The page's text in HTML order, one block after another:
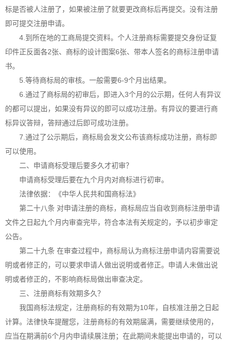
标是否被人注册了，如果被注册了就要更改商标后再提交。没有注册
即可提交注册申请。
4.到所在地的工商局提交资料。个人注册商标需要提交身份证复
印件正反面各2张、商标的设计图案6张、带本人签名的商标注册申请
书。
5.等待商标局的审核。一般需要6-9个月出结果。
6.通过了商标局的初审后，即进入3个月的公示期，任何人有异议
的都可以提出，如果没有异议的即可以成功注册。有异议的要进行商
标异议答辩，答辩通过后即可成功注册。
7.通过了公示期后，商标局会发文公布该商标成功注册，商标即
可以使用。
二、申请商标受理后要多久才初审？
申请商标受理后要在九个月内对商标进行初审。
法律依据：《中华人民共和国商标法》
第二十八条 对申请注册的商标，商标局应当自收到 商标注册申请
文件之日起九个月内审查完毕，符合本法有关规定的，予以初步审定
公告。
第二十九条 在审查过程中，商标局认为商标注册申请内容需要说
明或者修正的，可以要求申请人做出说明或者修正。申请人未做出说
明或者修正的，不影响商标局做出审查决定。
三、注册商标有效期多久？
我国商标法规定，注册商标的有效期为10年，自核准注册之日起
计算。法律快车提醒您，注册商标的有效期届满，需要继续使用的，
应当在期满前6个月内申请续展注册；在此期间未能提出申请的，可以